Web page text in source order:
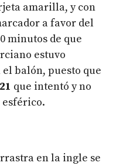
amarilla, y con
a favor del
minutos de que
estuvo
balón, puesto que
que intentó y no
esférico.
en la ingle se